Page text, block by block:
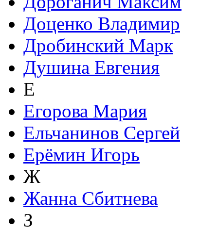
Доценко Владимир
Дробинский Марк
Душина Евгения
Е
Егорова Мария
Ельчанинов Сергей
Ерёмин Игорь
Ж
Жанна Сбитнева
З